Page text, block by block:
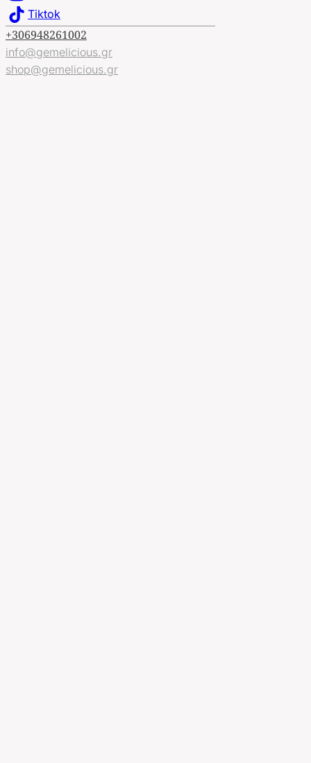
Tiktok
+306948261002
info@gemelicious.gr
shop@gemelicious.gr